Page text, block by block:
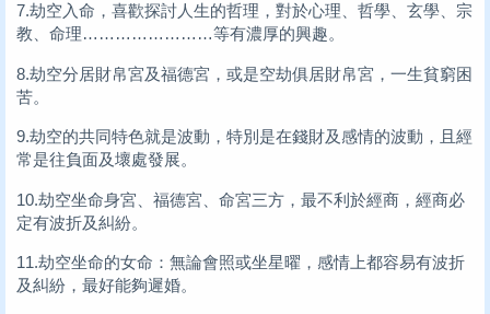
7.劫空入命，喜歡探討人生的哲理，對於心理、哲學、玄學、宗
教、命理……………………等有濃厚的興趣。
8.劫空分居財帛宮及福德宮，或是空劫俱居財帛宮，一生貧窮困
苦。
9.劫空的共同特色就是波動，特別是在錢財及感情的波動，且經
常是往負面及壞處發展。
10.劫空坐命身宮、福德宮、命宮三方，最不利於經商，經商必
定有波折及糾紛。
11.劫空坐命的女命：無論會照或坐星曜，感情上都容易有波折
及糾紛，最好能夠遲婚。